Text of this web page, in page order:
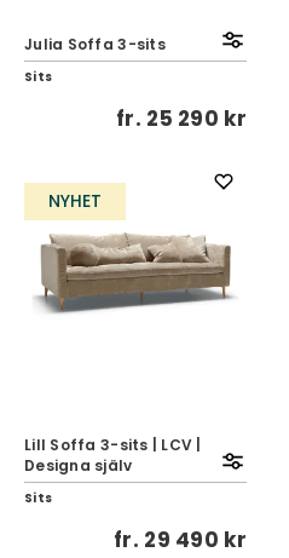
Julia Soffa 3-sits
Sits
fr. 25 290 kr
NYHET
Lill Soffa 3-sits | LCV |
Designa själv
Sits
fr. 29 490 kr